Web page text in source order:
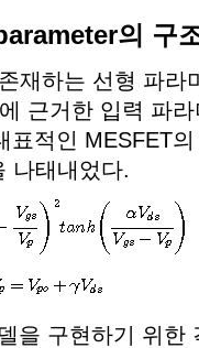
의 구
재하는 선형 파라
근거한 입력 파
표적인 MESFET
나태내었다.
을 구현하기 위한